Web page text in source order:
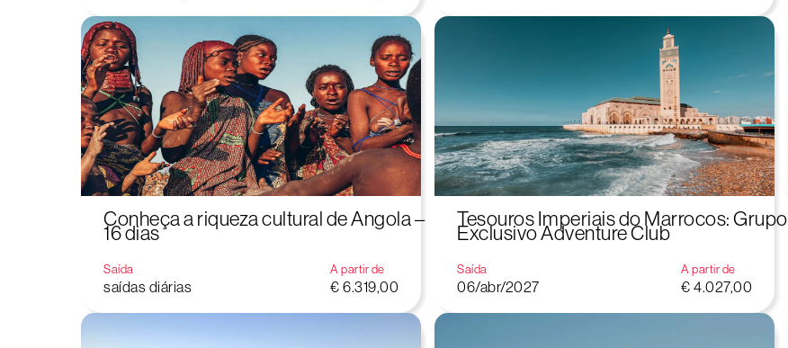
Conheça a riqueza cultural de Angola –
16 dias
Saída
saídas diárias
A partir de
€ 6.319,00
Tesouros Imperiais do Marrocos: Grupo
Exclusivo Adventure Club
Saída
06/abr/2027
A partir de
€ 4.027,00